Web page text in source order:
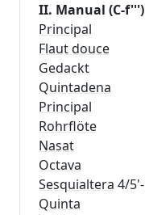
II. Manual (C-f''')
Principal
Flaut douce
Gedackt
Quintadena
Principal
Rohrflöte
Nasat
Octava
Sesquialtera
Quinta